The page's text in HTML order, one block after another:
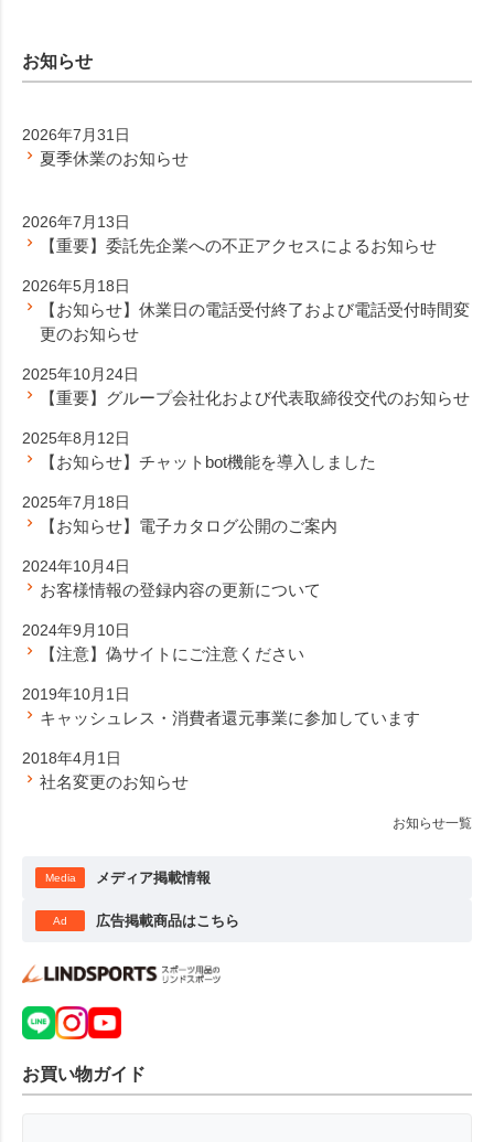
お知らせ
2026年7月31日
夏季休業のお知らせ
2026年7月13日
【重要】委託先企業への不正アクセスによるお知らせ
2026年5月18日
【お知らせ】休業日の電話受付終了および電話受付時間変
更のお知らせ
2025年10月24日
【重要】グループ会社化および代表取締役交代のお知らせ
2025年8月12日
【お知らせ】チャットbot機能を導入しました
2025年7月18日
【お知らせ】電子カタログ公開のご案内
2024年10月4日
お客様情報の登録内容の更新について
2024年9月10日
【注意】偽サイトにご注意ください
2019年10月1日
キャッシュレス・消費者還元事業に参加しています
2018年4月1日
社名変更のお知らせ
お知らせ一覧
Media メディア掲載情報
Ad 広告掲載商品はこちら
お買い物ガイド